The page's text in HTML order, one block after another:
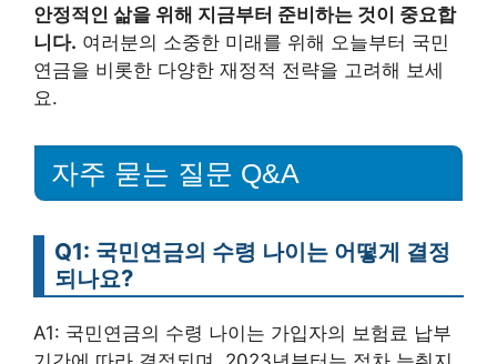
안정적인 삶을 위해 지금부터 준비하는 것이 중요합
니다. 여러분의 소중한 미래를 위해 오늘부터 국민
연금을 비롯한 다양한 재정적 전략을 고려해 보세
요.
자주 묻는 질문 Q&A
Q1: 국민연금의 수령 나이는 어떻게 결정
되나요?
A1: 국민연금의 수령 나이는 가입자의 보험료 납부